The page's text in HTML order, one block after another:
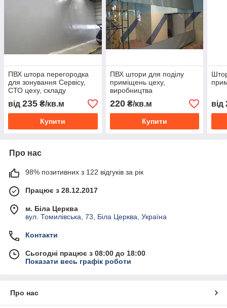
ПВХ штора перегородка
для зонування Сервісу,
СТО цеху, складу
від 235 ₴/кв.м
Купити
ПВХ штори для поділу
приміщень цеху,
виробництва
220₴/кв.м
Купити
від
Про нас
98% позитивних з 122 відгуків за рік
Працює з 28.12.2017
м. Біла Церква
вул. Томилівська, 73, Біла Церква, Україна
Контакти
Сьогодні працює з 08:00 до 18:00
Показати весь графік роботи
Про нас